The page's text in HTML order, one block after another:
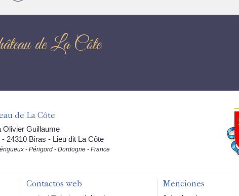
de La Côte
de La Côte
Olivier Guillaume
24310 Biras - Lieu dit La Côte
- Périgord - Dordogne - France
Contactos web Menciones